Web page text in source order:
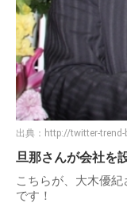
出典： http://twitter-trend-
旦那さんが会社を
こちらが、大木優
です！